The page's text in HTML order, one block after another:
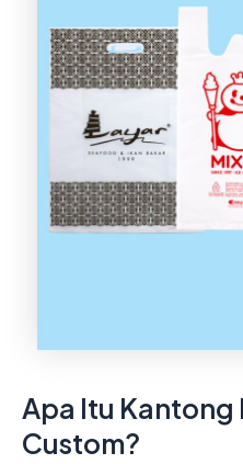
Apa Itu Kantong
Custom?